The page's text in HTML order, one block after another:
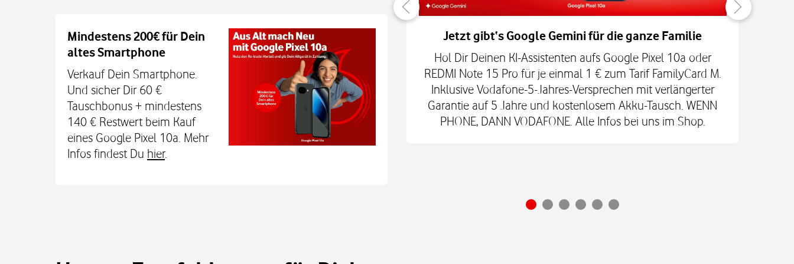
Mindestens 200€ für Dein
altes Smartphone
Verkauf Dein Smartphone.
Und sicher Dir 60 €
Tauschbonus + mindestens
140 € Restwert beim Kauf
eines Google Pixel 10a. Mehr
Infos findest Du hier.
Auch auf dem Schulweg immer verbunden
Dein Kind bleibt unterwegs auch ohne Smartphone mit
Sicherheit erreichbar. Mit der Xplora X6Play 2nd Gen. oder der
TCL MT48X Smartwatch für je einmal 1 € zum Smart Tech M.
Den Tarif gibt's jetzt 3 Monate für 0 € und danach für mtl. 9,99
€. Alle Infos bei uns im Shop.
Jetzt gibt‘s Google Gemini für die ganze Familie
Hol Dir Deinen KI-Assistenten aufs Google Pixel 10a oder
REDMI Note 15 Pro für je einmal 1 € zum Tarif FamilyCard M.
Inklusive Vodafone-5-Jahres-Versprechen mit verlängerter
Garantie auf 5 Jahre und kostenlosem Akku-Tausch. WENN
PHONE, DANN VODAFONE. Alle Infos bei uns im Shop.